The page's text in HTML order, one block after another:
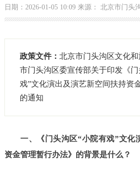
日期：2026-01-05 10:09 来源： 北京市门头
政策文件：北京市门头沟区文化
市门头沟区委宣传部关于印发《
戏”文化演出及演艺新空间扶持资
的通知
一、《门头沟区“小院有戏”文化
资金管理暂行办法》的背景是什么？